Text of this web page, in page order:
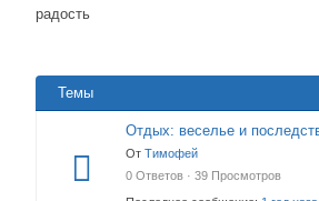
радость
Темы
Отдых: веселье и
От Тимофей
0 Ответов · 39 Просмотров